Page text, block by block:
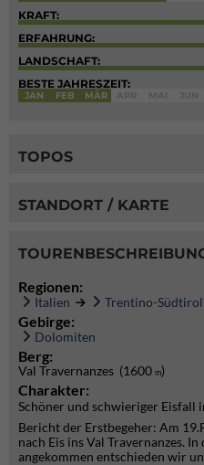
KRAFT:
ERFAHRUNG:
LANDSCHAFT:
BESTE JAHRESZEIT:
JAN FEB MÄR
TOPOS
STANDORT / KARTE
Regionen:
Italien Trentino-Südtirol
Gebirge:
Dolomiten
Berg:
Val Travernanzes (1600 m)
Charakter:
Schöner und schwieriger Eisfall
Bericht der Erstbegeher: Am
nach Eis ins Val Travernanzes.
angekommen entschieden wir